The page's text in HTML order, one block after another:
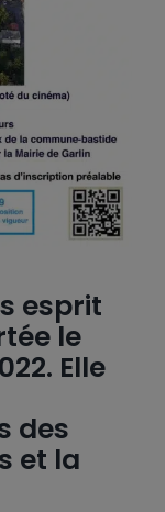
esprit
le
Elle
des
et la